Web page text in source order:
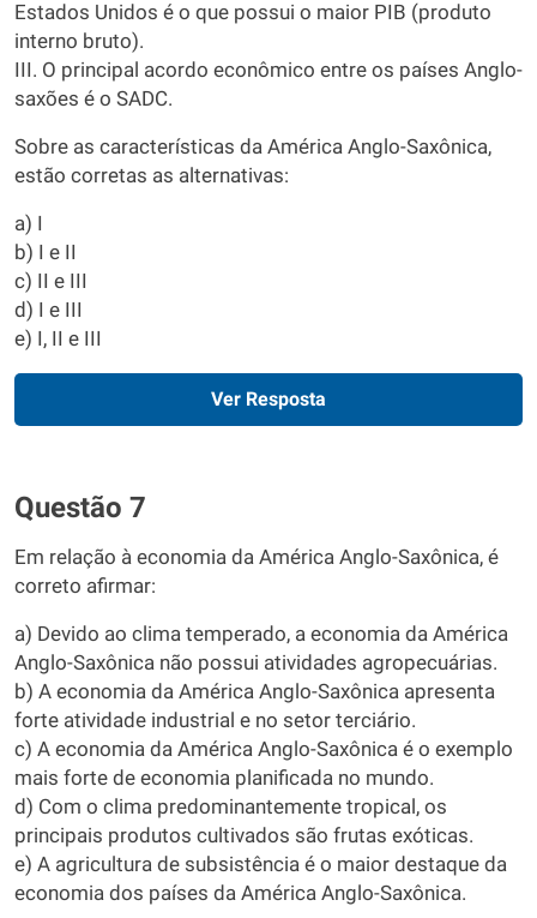
Estados Unidos é o que possui o maior PIB (produto
interno bruto).
III. O principal acordo econômico entre os países Anglo-
saxões é o SADC.
Sobre as características da América Anglo-Saxônica,
estão corretas as alternativas:
a) I
b) I e II
c) II e III
d) I e III
e) I, II e III
Ver Resposta
Questão 7
Em relação à economia da América Anglo-Saxônica, é
correto afirmar:
a) Devido ao clima temperado, a economia da América
Anglo-Saxônica não possui atividades agropecuárias.
b) A economia da América Anglo-Saxônica apresenta
forte atividade industrial e no setor terciário.
c) A economia da América Anglo-Saxônica é o exemplo
mais forte de economia planificada no mundo.
d) Com o clima predominantemente tropical, os
principais produtos cultivados são frutas exóticas.
e) A agricultura de subsistência é o maior destaque da
economia dos países da América Anglo-Saxônica.